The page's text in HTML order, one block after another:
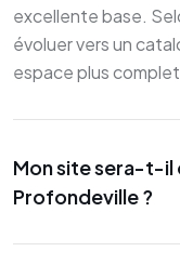
excellente base.
évoluer vers un
espace plus
Mon site sera-t-il
Profondeville ?